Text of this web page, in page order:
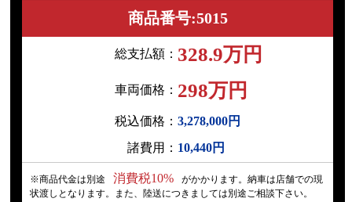
商品番号:5015
総支払額： 328.9万円
車両価格： 298万円
税込価格：3,278,000円
諸費用： 10,440円
※商品代金は別途 消費税10%
がかかります。納車は店舗での現
状渡しとなります。また、陸送につきましては別途ご相談下さい。